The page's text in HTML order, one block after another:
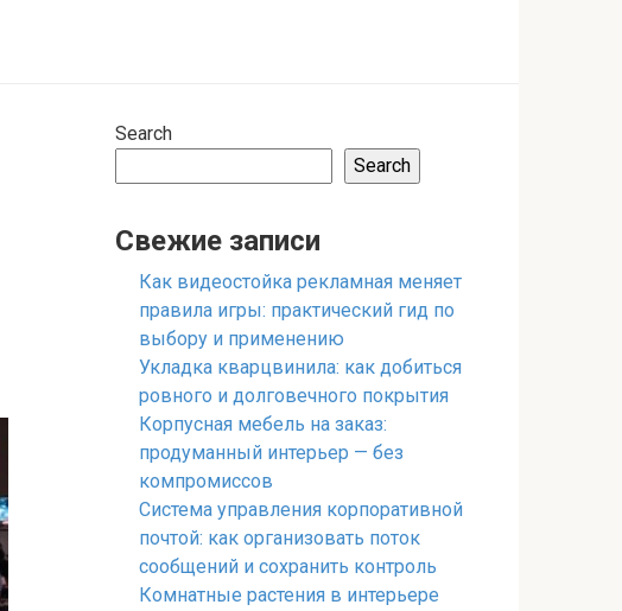
Search
Search
Свежие записи
Как видеостойка рекламная меняет
правила игры: практический гид по
выбору и применению
Укладка кварцвинила: как добиться
ровного и долговечного покрытия
Корпусная мебель на заказ:
продуманный интерьер — без
компромиссов
Система управления корпоративной
почтой: как организовать поток
сообщений и сохранить контроль
Комнатные растения в интерьере